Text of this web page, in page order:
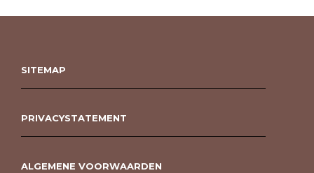
SITEMAP
PRIVACYSTATEMENT
ALGEMENE VOORWAARDEN